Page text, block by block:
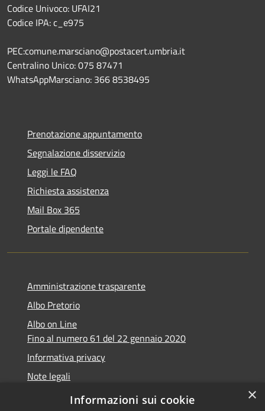
Codice Univoco: UFAI21
Codice IPA: c_e975
PEC:comune.marsciano@postacert.umbria.it
Centralino Unico: 075 87471
WhatsAppMarsciano: 366 8538495
Prenotazione appuntamento
Segnalazione disservizio
Leggi le FAQ
Richiesta assistenza
Mail Box 365
Portale dipendente
Amministrazione trasparente
Albo Pretorio
Albo on Line
Fino al numero 61 del 22 gennaio 2020
Informativa privacy
Note legali
Dichiarazione di accessibilità
×
Informazioni sui cookie